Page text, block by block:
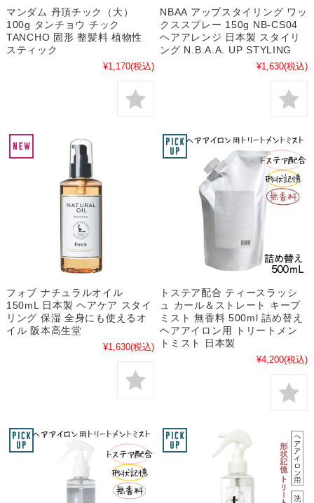
マンダム 丹頂チック（大）
100g タンチョウ チック
TANCHO 固形 整髪料 植物性
スティック
¥1,170(税込)
NBAA アップスタイリング ワッ
クススプレー 150g NB-CS04
ヘアアレンジ 日本製 スタイリ
ング N.B.A.A. UP STYLING
¥1,630(税込)
フォブ ナチュラルオイル
150mL 日本製 ヘアケア スタイ
リング 保湿 全身にも使えるオ
イル 阪本高生堂
¥1,630(税込)
トステア配合 ティースラッシ
ュ カール＆ストレート キープ
ミスト 無香料 500ml 詰め替え
ヘアアイロン用 トリートメン
トミスト 日本製
¥4,200(税込)